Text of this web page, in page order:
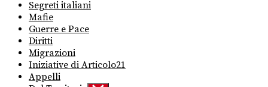
Segreti italiani
Mafie
Guerre e Pace
Diritti
Migrazioni
Iniziative di Articolo21
Appelli